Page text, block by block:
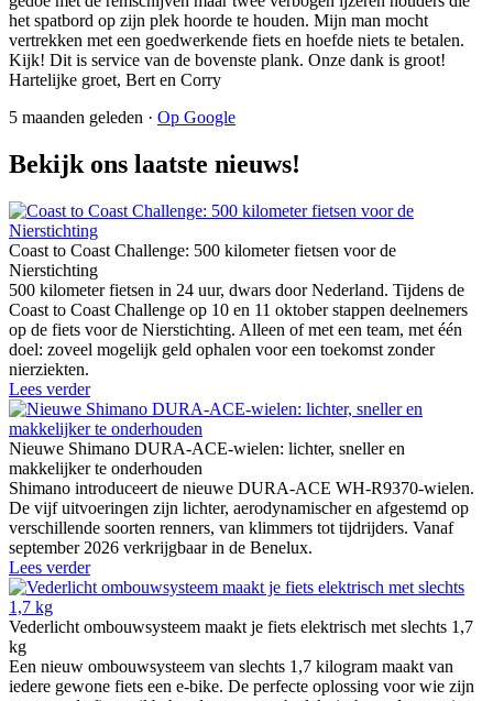
het spatbord op zijn plek hoorde te houden. Mijn man mocht
vertrekken met een goedwerkende fiets en hoefde niets te betalen.
Kijk! Dit is service van de bovenste plank. Onze dank is groot!
Hartelijke groet, Bert en Corry
5 maanden geleden · Op Google
Bekijk ons laatste nieuws!
Coast to Coast Challenge: 500 kilometer fietsen voor de
Nierstichting
500 kilometer fietsen in 24 uur, dwars door Nederland. Tijdens de
Coast to Coast Challenge op 10 en 11 oktober stappen deelnemers
op de fiets voor de Nierstichting. Alleen of met een team, met één
doel: zoveel mogelijk geld ophalen voor een toekomst zonder
nierziekten.
Lees verder
Nieuwe Shimano DURA-ACE-wielen: lichter, sneller en
makkelijker te onderhouden
Shimano introduceert de nieuwe DURA-ACE WH-R9370-wielen.
De vijf uitvoeringen zijn lichter, aerodynamischer en afgestemd op
verschillende soorten renners, van klimmers tot tijdrijders. Vanaf
september 2026 verkrijgbaar in de Benelux.
Lees verder
Vederlicht ombouwsysteem maakt je fiets elektrisch met slechts 1,7
kg
Een nieuw ombouwsysteem van slechts 1,7 kilogram maakt van
iedere gewone fiets een e-bike. De perfecte oplossing voor wie zijn